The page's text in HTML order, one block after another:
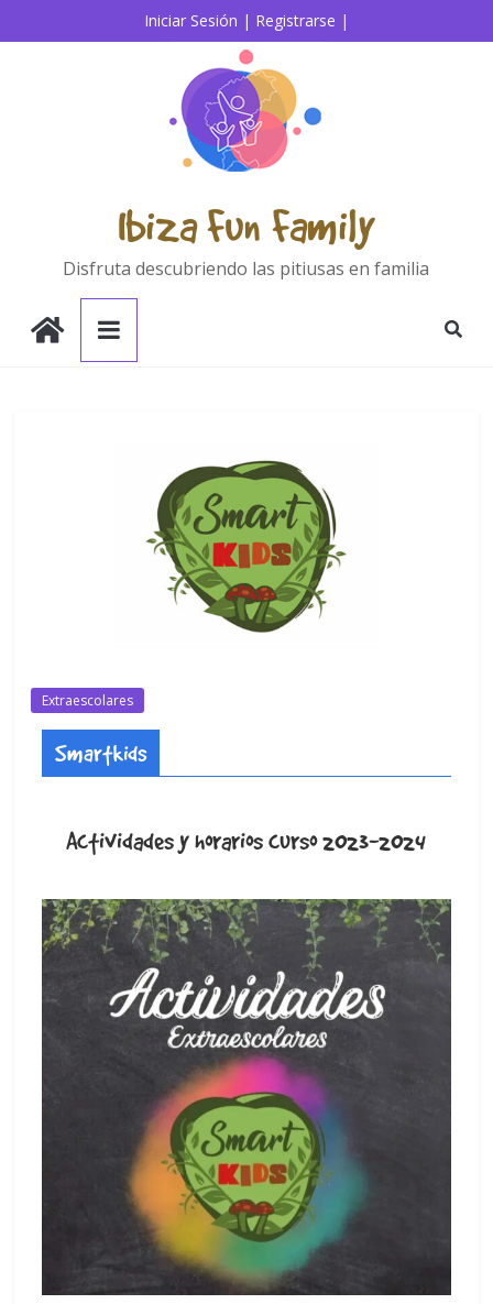
Iniciar Sesión | Registrarse |
Ibiza Fun Family
Disfruta descubriendo las pitiusas en familia
Extraescolares
Smartkids
Actividades y horarios curso 2023-2024